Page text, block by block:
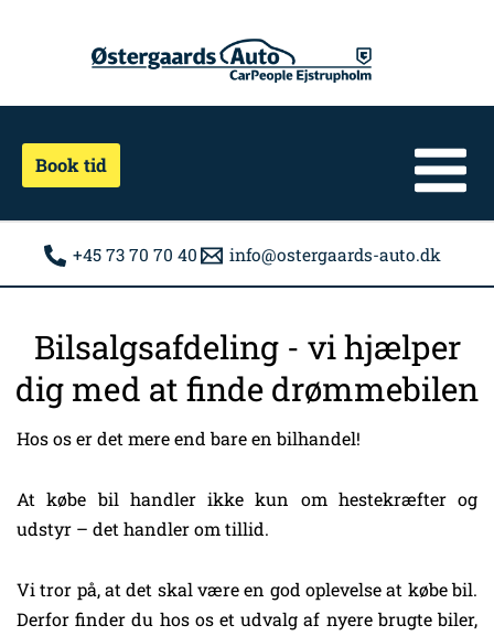
Book tid
+45 73 70 70 40 info@ostergaards-auto.dk
Bilsalgsafdeling - vi hjælper
dig med at finde drømmebilen
Hos os er det mere end bare en bilhandel!
At købe bil handler ikke kun om hestekræfter og
udstyr – det handler om tillid.
Vi tror på, at det skal være en god oplevelse at købe bil.
Derfor finder du hos os et udvalg af nyere brugte biler,